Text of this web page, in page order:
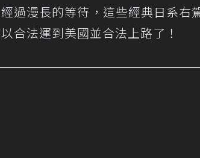
過漫長的等待，這些經典日系右
合法運到美國並合法上路了！